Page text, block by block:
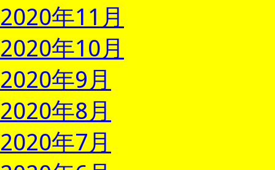
2020年11月
2020年10月
2020年9月
2020年8月
2020年7月